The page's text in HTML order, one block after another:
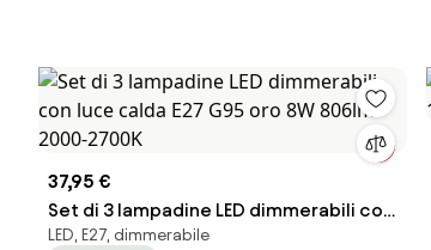
37,95 €
Set di 3 lampadine LED dimmerabili con
luce calda E27 G95 oro 8W 806lm
LED, E27, dimmerabile